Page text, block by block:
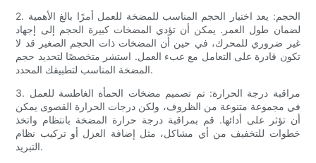
2. الحجم: يعد اختيار الحجم المناسب للمضخة للعمل أمرًا بالغ الأهمية
لضمان طول العمر. يمكن أن تؤدي المضخات كبيرة الحجم إلى إجهاد
غير ضروري للمحرك، في حين أن المضخات ذات الحجم الصغير قد لا
تكون قادرة على التعامل مع عبء العمل. استشر متخصصًا لتحديد حجم
المضخة المناسب لتطبيقك المحدد.
3. مراقبة درجة الحرارة: تم تصميم مضخات الحمأة الغاطسة للعمل
في مجموعة متنوعة من الظروف، ولكن درجات الحرارة القصوى يمكن
أن تؤثر على أدائها. قم بمراقبة درجة حرارة المضخة بانتظام واتخذ
خطوات للتخفيف من أي مشاكل، مثل إضافة العزل أو تركيب نظام
التبريد.